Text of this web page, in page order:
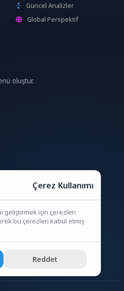
Güncel Analizler
Global Perspektif
oluştur.
Çerez Kullanımı
geliştirmek için çerezleri
bu çerezleri kabul etmiş
Reddet